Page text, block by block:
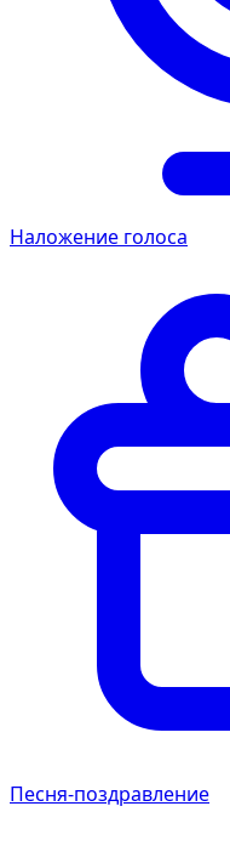
Наложение голоса
Песня-поздравление